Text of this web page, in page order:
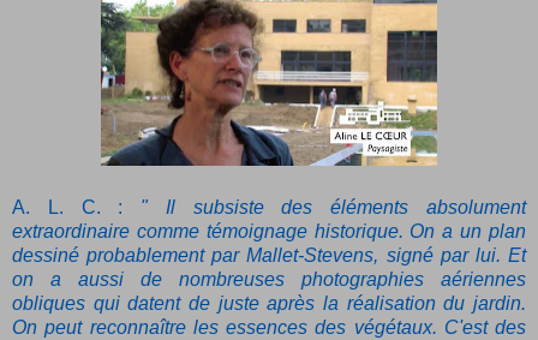
A. L. C. : " Il subsiste des éléments absolument
extraordinaire comme témoignage historique. On a un plan
dessiné probablement par Mallet-Stevens, signé par lui. Et
on a aussi de nombreuses photographies aériennes
obliques qui datent de juste après la réalisation du jardin.
On peut reconnaître les essences des végétaux. C'est des